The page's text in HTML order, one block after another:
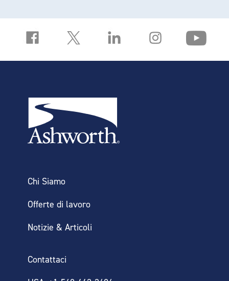
Chi Siamo
Offerte di lavoro
Notizie & Articoli
Contattaci